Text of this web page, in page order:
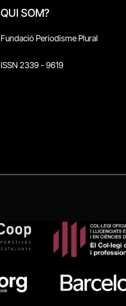
QUI SOM?
Fundació Periodisme Plural
ISSN 2339 - 9619